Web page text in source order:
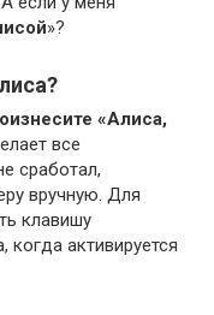
»?
«Алиса,
все
сработал,
вручную. Для
клавишу
активируется